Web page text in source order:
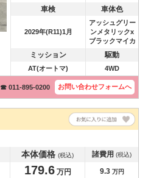
車検 車体色
2029年(R11)1月
アッシュグリー
ンメタリックx
ブラックマイカ
ミッション 駆動
AT(オートマ) 4WD
☎ 011-895-0200 お問い合わせフォームへ
本体価格 (税込) 諸費用 (税込)
179.6万円 9.3万円